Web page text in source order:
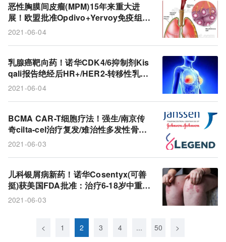
恶性胸膜间皮瘤(MPM)15年来重大进
展！欧盟批准Opdivo+Yervoy免疫组
合：一线治疗显著延长总生存期!
2021-06-04
乳腺癌靶向药！诺华CDK4/6抑制剂Kis
qali报告绝经后HR+/HER2-转移性乳腺
癌最长中位总生存期：4.5年!
2021-06-04
BCMA CAR-T细胞疗法！强生/南京传
奇cilta-cel治疗复发/难治性多发性骨髓
瘤：客观缓解率高达98%!
2021-06-03
儿科银屑病新药！诺华Cosentyx(可善
挺)获美国FDA批准：治疗6-18岁中重度
斑块型银屑病患者！
2021-06-03
< 1 2 3 4 ... 50 >